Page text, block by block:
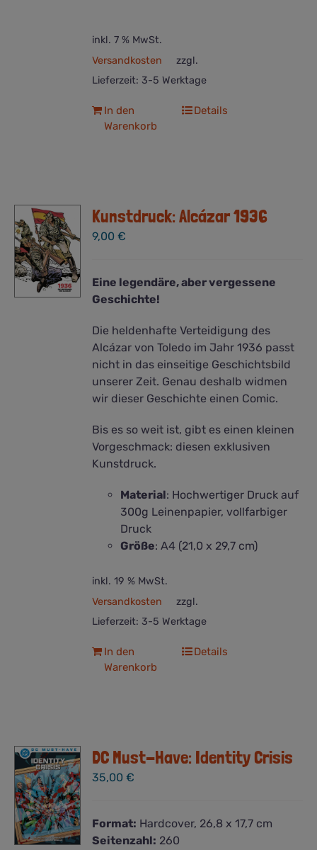
inkl. 7 % MwSt.
zzgl.
Versandkosten
Lieferzeit: 3-5 Werktage
In den
Warenkorb
Details
Kunstdruck: Alcázar 1936
9,00€
Eine legendäre, aber vergessene
Geschichte!
Die heldenhafte Verteidigung des
Alcázar von Toledo im Jahr 1936 passt
nicht in das einseitige Geschichtsbild
unserer Zeit. Genau deshalb widmen
wir dieser Geschichte einen Comic.
Bis es so weit ist, gibt es einen kleinen
Vorgeschmack: diesen exklusiven
Kunstdruck.
Material: Hochwertiger Druck auf
300g Leinenpapier, vollfarbiger
Druck
Größe: A4 (21,0 x 29,7 cm)
inkl. 19 % MwSt.
zzgl.
Versandkosten
Lieferzeit: 3-5 Werktage
In den
Warenkorb
Details
DC Must-Have: Identity Crisis
35,00€
Format: Hardcover, 26,8 x 17,7 cm
Seitenzahl: 260